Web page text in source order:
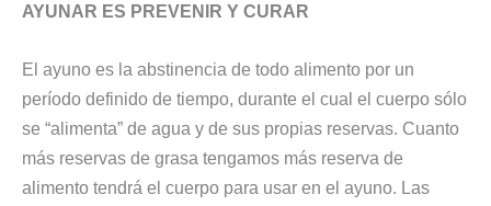
AYUNAR ES PREVENIR Y CURAR
El ayuno es la abstinencia de todo alimento por un
período definido de tiempo, durante el cual el cuerpo sólo
se “alimenta” de agua y de sus propias reservas. Cuanto
más reservas de grasa tengamos más reserva de
alimento tendrá el cuerpo para usar en el ayuno. Las